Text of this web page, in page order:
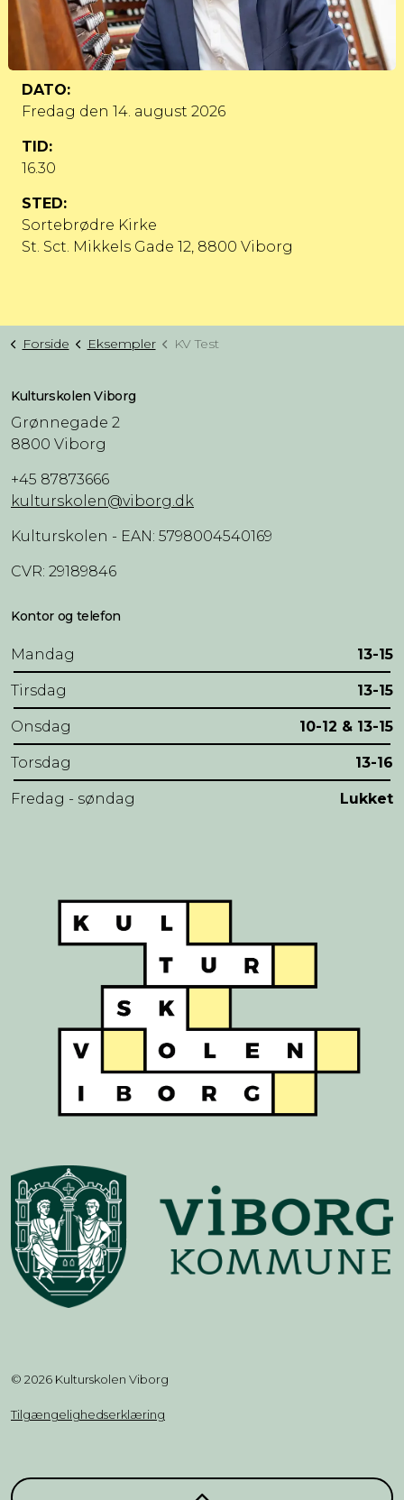
DATO:
Fredag den 14. august 2026
TID:
16.30
STED:
Sortebrødre Kirke
St. Sct. Mikkels Gade 12, 8800 Viborg
Forside Eksempler KV Test
Kulturskolen Viborg
Grønnegade 2
8800 Viborg
+45 87873666
kulturskolen@viborg.dk
Kulturskolen - EAN: 5798004540169
CVR: 29189846
Kontor og telefon
Mandag 13-15
Tirsdag 13-15
Onsdag 10-12 & 13-15
Torsdag 13-16
Fredag - søndag Lukket
© 2026 Kulturskolen Viborg
Tilgængelighedserklæring